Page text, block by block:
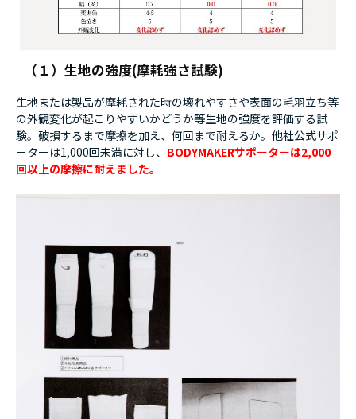
（１）生地の強度(摩耗強さ試験)
生地または製品が摩耗された時の壊れやすさや表面の毛羽立ち等
の外観変化が起こりやすいかどうか等生地の強度を評価する試
験。破損するまで摩擦を加え、何回まで耐えるか。他社公式サポ
ーターは1,000回未満に対し、 BODYMAKERサポーターは2,000
回以上の摩擦に耐えました。